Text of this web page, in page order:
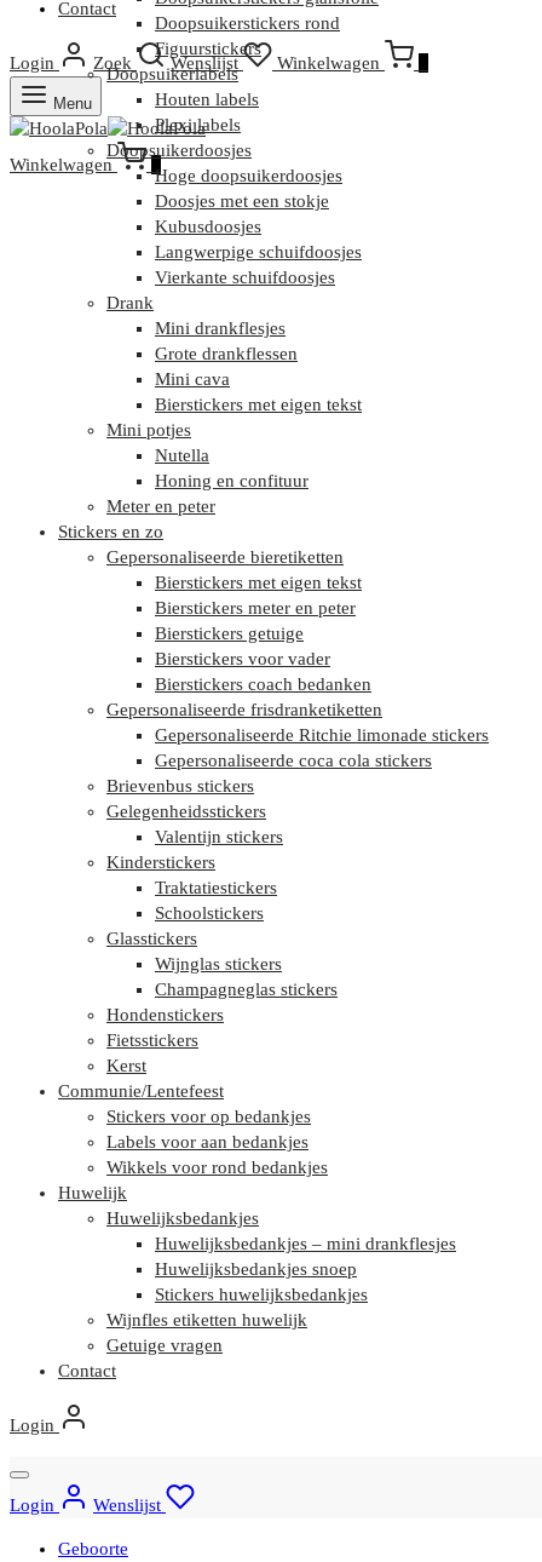
Contact
Login Zoek Wenslijst Winkelwagen
Menu
Winkelwagen 0
Doopsuikerstickers rond
Figuurstickers
Doopsuikerlabels
Houten labels
Plexi labels
Doopsuikerdoosjes
Hoge doopsuikerdoosjes
Doosjes met een stokje
Kubusdoosjes
Langwerpige schuifdoosjes
Vierkante schuifdoosjes
Drank
Mini drankflesjes
Grote drankflessen
Mini cava
Bierstickers met eigen tekst
Mini potjes
Nutella
Honing en confituur
Meter en peter
Stickers en zo
Gepersonaliseerde bieretiketten
Bierstickers met eigen tekst
Bierstickers meter en peter
Bierstickers getuige
Bierstickers voor vader
Bierstickers coach bedanken
Gepersonaliseerde frisdranketiketten
Gepersonaliseerde Ritchie limonade stickers
Gepersonaliseerde coca cola stickers
Brievenbus stickers
Gelegenheidsstickers
Valentijn stickers
Kinderstickers
Traktatiestickers
Schoolstickers
Glasstickers
Wijnglas stickers
Champagneglas stickers
Hondenstickers
Fietsstickers
Kerst
Communie/Lentefeest
Stickers voor op bedankjes
Labels voor aan bedankjes
Wikkels voor rond bedankjes
Huwelijk
Huwelijksbedankjes
Huwelijksbedankjes – mini drankflesjes
Huwelijksbedankjes snoep
Stickers huwelijksbedankjes
Wijnfles etiketten huwelijk
Getuige vragen
Contact
Login
Login Wenslijst
Geboorte